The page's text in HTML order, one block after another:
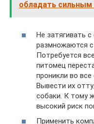
обладать сильным
Не затягивать
размножаются
Потребуется
питомец
проникли во
Вывести их
собаки. К тому
высокий риск
Применить